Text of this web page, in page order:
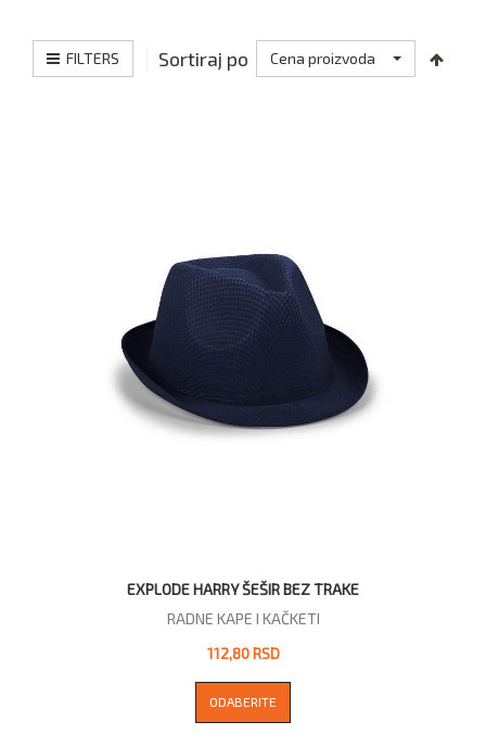
FILTERS Sortiraj po Cena proizvoda
EXPLODE HARRY ŠEŠIR BEZ TRAKE
RADNE KAPE I KAČKETI
112,80 RSD
ODABERITE